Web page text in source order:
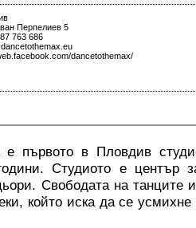
Перпелиев 5
763 686
dancetothemax/
е първото в Пловдив
Студиото е център
Свободата на танците
който иска да се